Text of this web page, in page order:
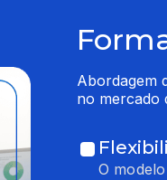
Abordagem
no mercado
O